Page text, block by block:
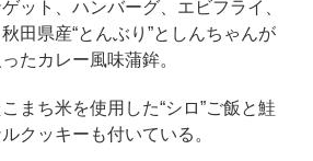
ット、ハンバーグ、エビフライ、
田県産“とんぶり”としんちゃんが
たカレー風味蒲鉾。
まち米を使用した“シロ”ご飯と鮭
クッキーも付いている。